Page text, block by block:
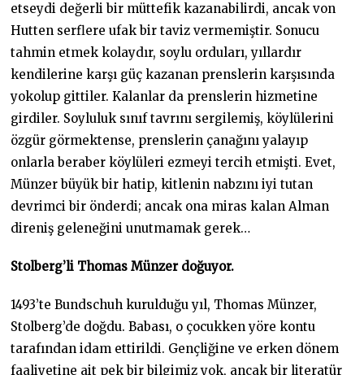
etseydi değerli bir müttefik kazanabilirdi, ancak von
Hutten serflere ufak bir taviz vermemiştir. Sonucu
tahmin etmek kolaydır, soylu orduları, yıllardır
kendilerine karşı güç kazanan prenslerin karşısında
yokolup gittiler. Kalanlar da prenslerin hizmetine
girdiler. Soyluluk sınıf tavrını sergilemiş, köylülerini
özgür görmektense, prenslerin çanağını yalayıp
onlarla beraber köylüleri ezmeyi tercih etmişti. Evet,
Münzer büyük bir hatip, kitlenin nabzını iyi tutan
devrimci bir önderdi; ancak ona miras kalan Alman
direniş geleneğini unutmamak gerek…
Stolberg’li Thomas Münzer doğuyor.
1493’te Bundschuh kurulduğu yıl, Thomas Münzer,
Stolberg’de doğdu. Babası, o çocukken yöre kontu
tarafından idam ettirildi. Gençliğine ve erken dönem
faaliyetine ait pek bir bilgimiz yok, ancak bir literatür